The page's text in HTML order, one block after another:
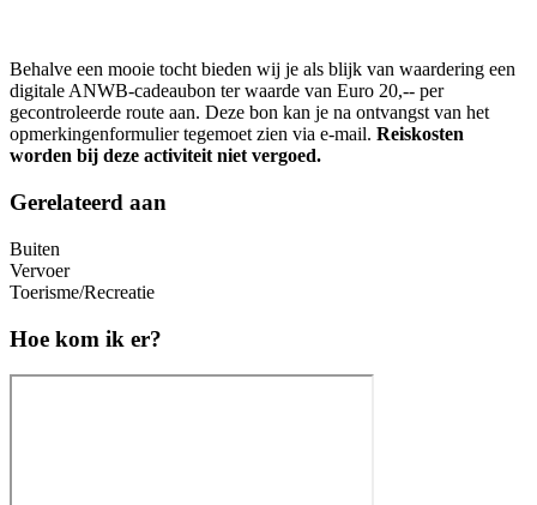
Behalve een mooie tocht bieden wij je als blijk van waardering een
digitale ANWB-cadeaubon ter waarde van Euro 20,-- per
gecontroleerde route aan. Deze bon kan je na ontvangst van het
opmerkingenformulier tegemoet zien via e-mail. Reiskosten
worden bij deze activiteit niet vergoed.
Gerelateerd aan
Buiten
Vervoer
Toerisme/Recreatie
Hoe kom ik er?